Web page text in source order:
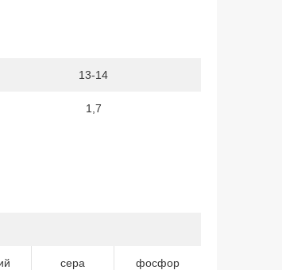
13-14
1,7
сера фосфор